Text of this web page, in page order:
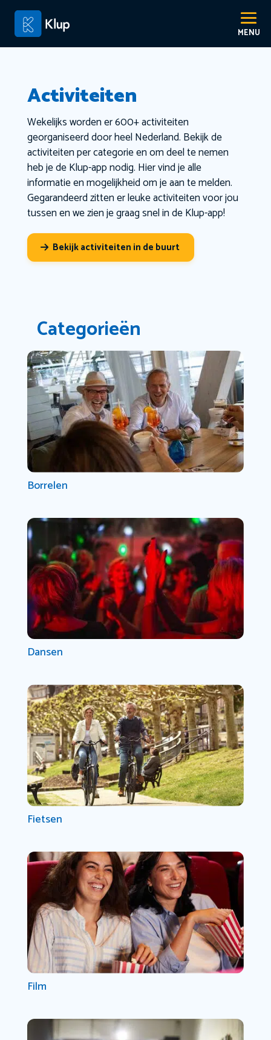
Activiteiten
Wekelijks worden er 600+ activiteiten
georganiseerd door heel Nederland. Bekijk de
activiteiten per categorie en om deel te nemen
heb je de Klup-app nodig. Hier vind je alle
informatie en mogelijkheid om je aan te melden.
Gegarandeerd zitten er leuke activiteiten voor jou
tussen en we zien je graag snel in de Klup-app!
Bekijk activiteiten in de buurt
Categorieën
Borrelen
Dansen
Fietsen
Film